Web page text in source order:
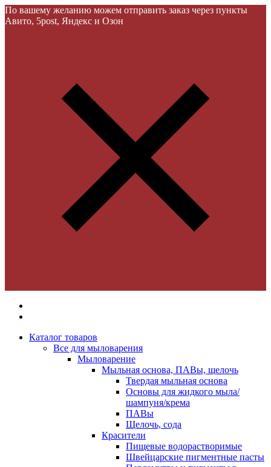
По вашему желанию можем отправить заказ через пункты
Авито, 5post, Яндекс и Озон
Каталог товаров
Все для мыловарения
Мыловарение
Мыльная основа, ПАВы, щелочь
Твердая мыльная основа
Основы для жидкого мыла/
шампуня/крема
ПАВы
Щелочь, сода
Красители
Пищевые водорастворимые
Швейцарские пигментные пасты